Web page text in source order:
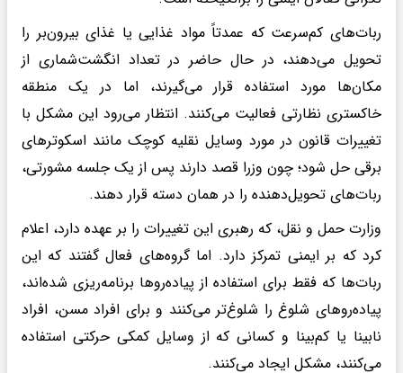
ربات‌های کم‌سرعت که عمدتاً مواد غذایی یا غذای بیرون‌بر را
تحویل می‌دهند، در حال حاضر در تعداد انگشت‌شماری از
مکان‌ها مورد استفاده قرار می‌گیرند، اما در یک منطقه
خاکستری نظارتی فعالیت می‌کنند. انتظار می‌رود این مشکل با
تغییرات قانون در مورد وسایل نقلیه کوچک مانند اسکوترهای
برقی حل شود؛ چون وزرا قصد دارند پس از یک جلسه مشورتی،
ربات‌های تحویل‌دهنده را در همان دسته قرار دهند.
وزارت حمل و نقل، که رهبری این تغییرات را بر عهده دارد، اعلام
کرد که بر ایمنی تمرکز دارد. اما گروه‌های فعال گفتند که این
ربات‌ها که فقط برای استفاده از پیاده‌روها برنامه‌ریزی شده‌اند،
پیاده‌روهای شلوغ را شلوغ‌تر می‌کنند و برای افراد مسن، افراد
نابینا یا کم‌بینا و کسانی که از وسایل کمکی حرکتی استفاده
می‌کنند، مشکل ایجاد می‌کنند.